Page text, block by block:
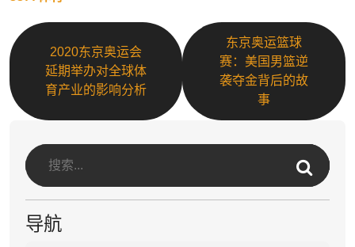
2020东京奥运会
延期举办对全球体
育产业的影响分析
东京奥运篮球
赛：美国男篮逆
袭夺金背后的故
事
导航